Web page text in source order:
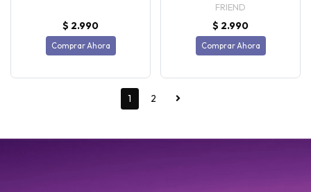
$ 2.990
Comprar Ahora
FRIEND
$ 2.990
Comprar Ahora
1 2